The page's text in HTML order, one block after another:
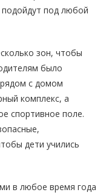
под любой
зон, чтобы
было
с домом
комплекс, а
спортивное поле.
дети учились
в любое время года